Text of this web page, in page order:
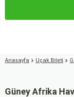
Anasayfa Uçak Bileti
Güney Afrika